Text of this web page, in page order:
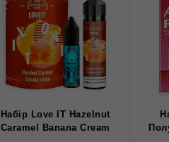
Набір Love IT Hazelnut
Caramel Banana Cream